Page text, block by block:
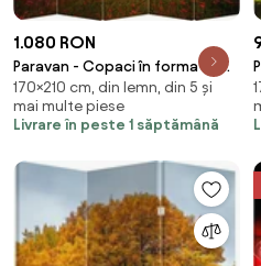
1.080 RON
Paravan - Copaci în forma de
inimă (210x170 cm)
170×210 cm, din lemn, din 5 și
mai multe piese
Livrare în peste 1 săptămână